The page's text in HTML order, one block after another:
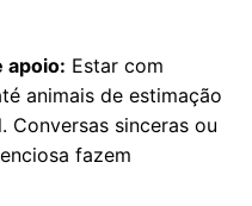
apoio: Estar com
animais de estimação
Conversas sinceras ou
fazem